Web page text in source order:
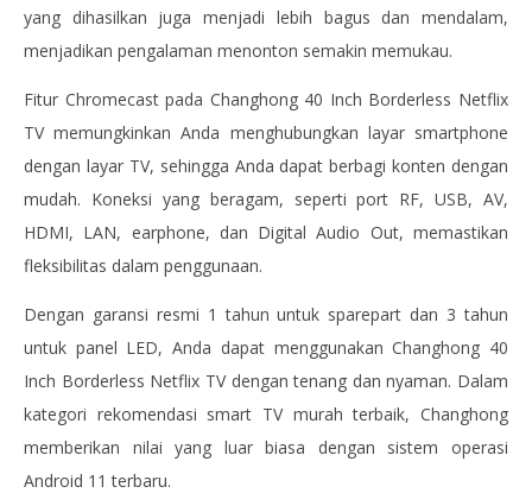
yang dihasilkan juga menjadi lebih bagus dan mendalam,
menjadikan pengalaman menonton semakin memukau.
Fitur Chromecast pada Changhong 40 Inch Borderless Netflix
TV memungkinkan Anda menghubungkan layar smartphone
dengan layar TV, sehingga Anda dapat berbagi konten dengan
mudah. Koneksi yang beragam, seperti port RF, USB, AV,
HDMI, LAN, earphone, dan Digital Audio Out, memastikan
fleksibilitas dalam penggunaan.
Dengan garansi resmi 1 tahun untuk sparepart dan 3 tahun
untuk panel LED, Anda dapat menggunakan Changhong 40
Inch Borderless Netflix TV dengan tenang dan nyaman. Dalam
kategori rekomendasi smart TV murah terbaik, Changhong
memberikan nilai yang luar biasa dengan sistem operasi
Android 11 terbaru.